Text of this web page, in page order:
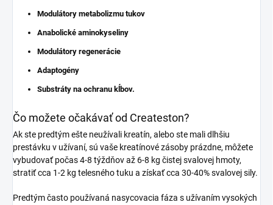
Modulátory metabolizmu tukov
Anabolické aminokyseliny
Modulátory regenerácie
Adaptogény
Substráty na ochranu kĺbov.
Čo možete očakávať od Createston?
Ak ste predtým ešte neužívali kreatín, alebo ste mali dlhšiu
prestávku v užívaní, sú vaše kreatínové zásoby prázdne, môžete
vybudovať počas 4-8 týždňov až 6-8 kg čistej svalovej hmoty,
stratiť cca 1-2 kg telesného tuku a získať cca 30-40% svalovej sily.
Predtým často používaná nasycovacia fáza s užívaním vysokých